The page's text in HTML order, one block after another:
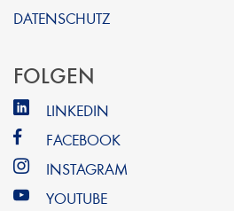
DATENSCHUTZ
FOLGEN
LINKEDIN
FACEBOOK
INSTAGRAM
YOUTUBE